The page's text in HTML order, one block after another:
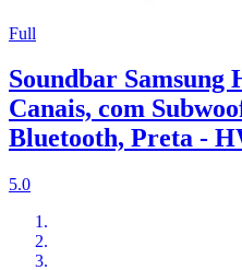
Full
Soundbar Samsung
Canais, com
Bluetooth, Preta -
5.0